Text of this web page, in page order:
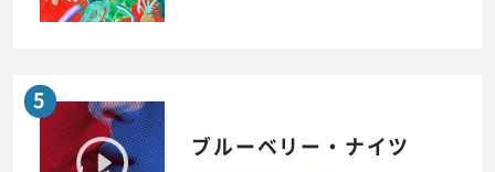
5
ブルーベリー・ナイツ